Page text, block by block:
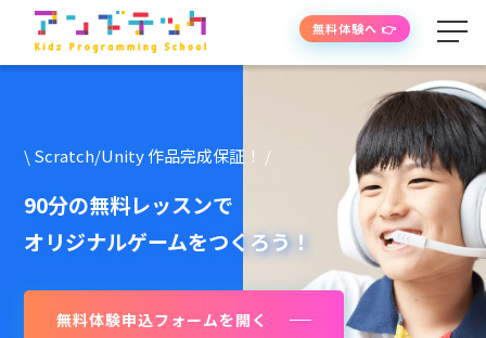
授業の流れ
先生紹介
授業時間・料金
無料体験へ 👉
\ Scratch/Unity 作品完成保証！ /
90分の無料レッスンで
オリジナルゲームをつくろう！
無料体験申込フォームを開く